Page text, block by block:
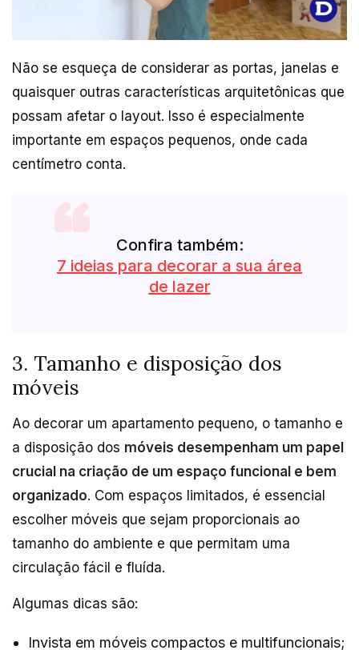
Não se esqueça de considerar as portas, janelas e
quaisquer outras características arquitetônicas que
possam afetar o layout. Isso é especialmente
importante em espaços pequenos, onde cada
centímetro conta.
Confira também:
7 ideias para decorar a sua área
de lazer
3. Tamanho e disposição dos
móveis
Ao decorar um apartamento pequeno, o tamanho e
a disposição dos móveis desempenham um papel
crucial na criação de um espaço funcional e bem
organizado. Com espaços limitados, é essencial
escolher móveis que sejam proporcionais ao
tamanho do ambiente e que permitam uma
circulação fácil e fluída.
Algumas dicas são:
Invista em móveis compactos e multifuncionais;